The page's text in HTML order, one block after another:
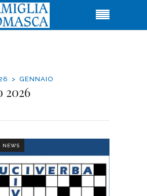
GENNAIO
2026
NEWS